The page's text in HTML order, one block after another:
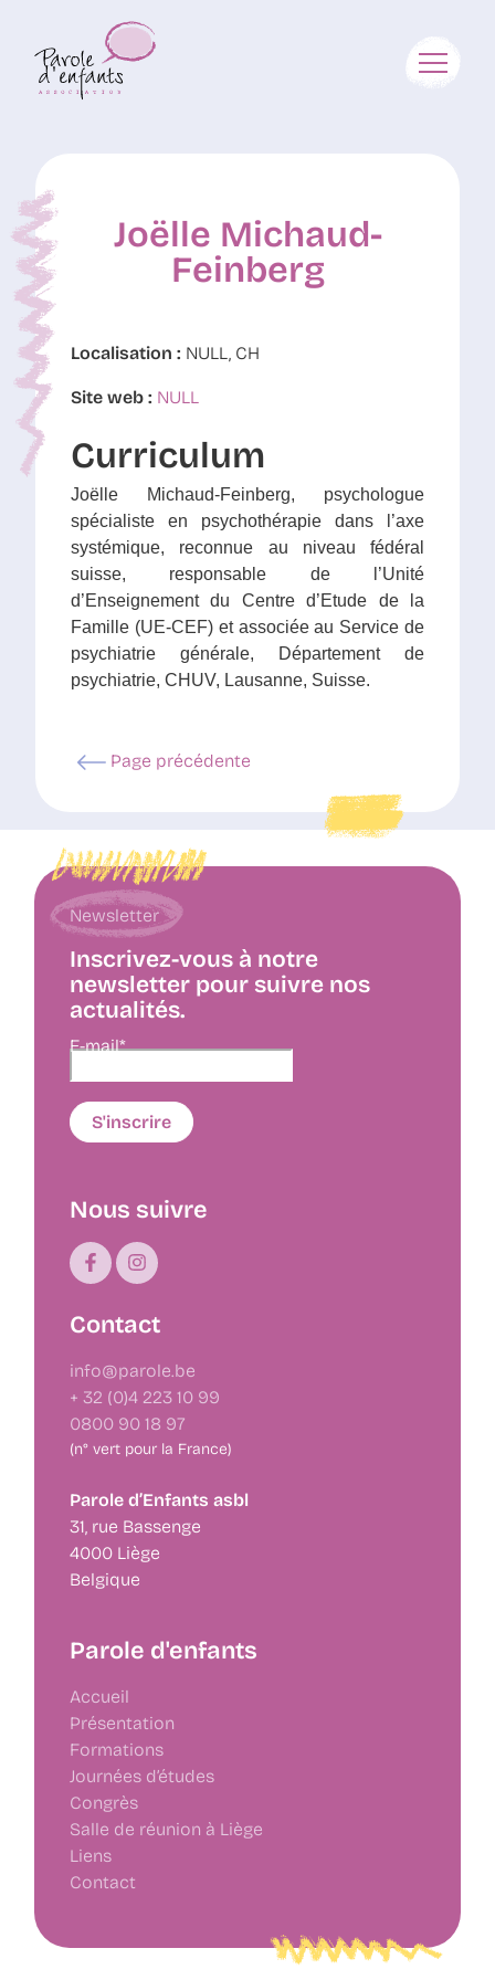
Joëlle Michaud-
Feinberg
Localisation : NULL, CH
Site web : NULL
Curriculum
Joëlle Michaud-Feinberg, psychologue
spécialiste en psychothérapie dans l’axe
systémique, reconnue au niveau fédéral
suisse, responsable de l’Unité
d’Enseignement du Centre d’Etude de la
Famille (UE-CEF) et associée au Service de
psychiatrie générale, Département de
psychiatrie, CHUV, Lausanne, Suisse.
Page précédente
Newsletter
Inscrivez-vous à notre
newsletter pour suivre nos
actualités.
E-mail*
Nous suivre
Contact
info@parole.be
+ 32 (0)4 223 10 99
0800 90 18 97
(n° vert pour la France)
Parole d’Enfants asbl
31, rue Bassenge
4000 Liège
Belgique
Parole d'enfants
Accueil
Présentation
Formations
Journées d’études
Congrès
Salle de réunion à Liège
Liens
Contact